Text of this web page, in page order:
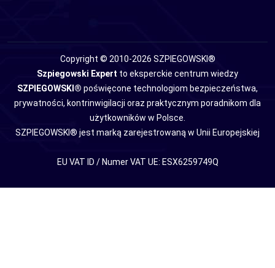
Copyright © 2010-2026 SZPIEGOWSKI®
Szpiegowski Expert to eksperckie centrum wiedzy
SZPIEGOWSKI® poświęcone technologiom bezpieczeństwa,
prywatności, kontrinwigilacji oraz praktycznym poradnikom dla
użytkowników w Polsce.
SZPIEGOWSKI® jest marką zarejestrowaną w Unii Europejskiej
EU VAT ID / Numer VAT UE: ESX6259749Q